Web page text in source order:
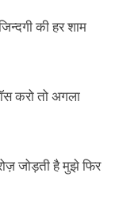
की हर शाम
करो तो अगला
जोड़ती है मुझे फिर